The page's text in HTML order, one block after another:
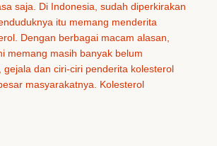
saja. Di Indonesia, sudah diperkirakan
itu memang menderita
Dengan berbagai macam alasan,
memang masih banyak belum
gejala dan ciri-ciri penderita kolesterol
masyarakatnya. Kolesterol